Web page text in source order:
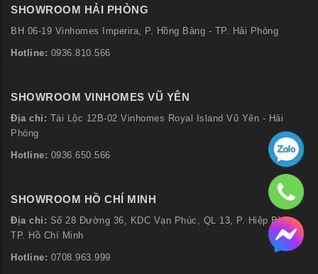
SHOWROOM HẢI PHÒNG
BH 06-19 Vinhomes Imperira, P. Hồng Bàng - TP. Hải Phòng
Hotline: 0936.810.566
SHOWROOM VINHOMES VŨ YÊN
Địa chỉ:
Tài Lộc 12B-02 Vinhomes Royal Island Vũ Yên - Hải
Phòng
Hotline: 0936.650.566
SHOWROOM HỒ CHÍ MINH
Địa chỉ: Số 28 Đường 36, KDC Vạn Phúc, QL 13, P. Hiệp Bình,
TP. Hồ Chí Minh
Hotline: 0708.963.999